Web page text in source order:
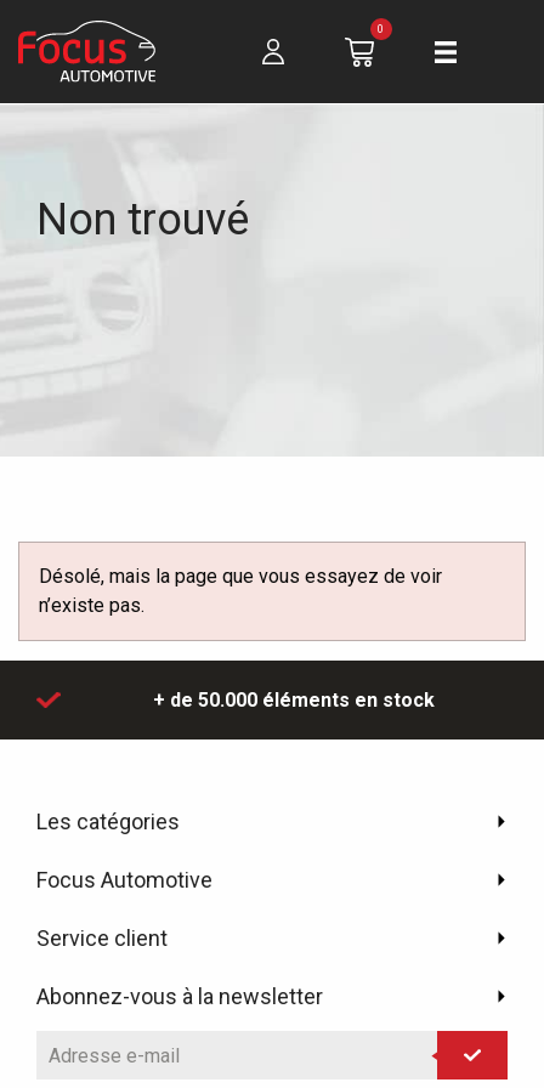
0
Non trouvé
Désolé, mais la page que vous essayez de voir
n’existe pas.
+ de 50.000 éléments en stock
Les catégories
Focus Automotive
Service client
Abonnez-vous à la newsletter